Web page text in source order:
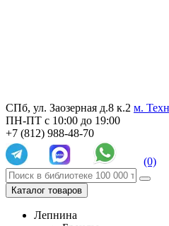
СПб, ул. Заозерная д.8 к.2 м.
ПН-ПТ с 10:00 до 19:00
+7 (812) 988-48-70
(0)
Каталог товаров
Лепнина